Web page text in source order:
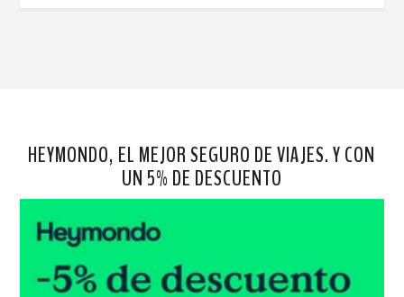
HEYMONDO, EL MEJOR SEGURO DE VIAJES. Y CON
UN 5% DE DESCUENTO